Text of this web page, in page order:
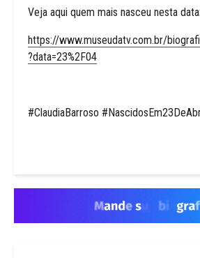
Veja aqui quem mais nasceu nesta data:
https://www.museudatv.com.br/
?data=23%2F04
#ClaudiaBarroso